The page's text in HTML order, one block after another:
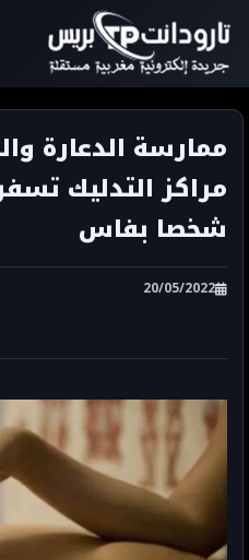
ممارسة الدعارة
شخصا بفاس
20/05/2022